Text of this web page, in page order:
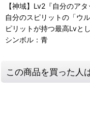
【神域】Lv2『自分のアタ
自分のスピリットの「ウ
ピリットが持つ最高Lvとし
シンボル：青
この商品を買った人